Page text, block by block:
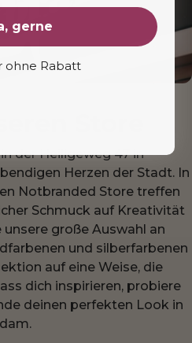
Store
der Heiligeweg 47 in
Herzen der Stadt. In
Notbranded Store treffen
Schmuck auf Kreativität
große Auswahl an
und silberfarbenen
auf eine Weise, die
dich inspirieren, probiere
deinen perfekten Look in
gerne
ohne Rabatt